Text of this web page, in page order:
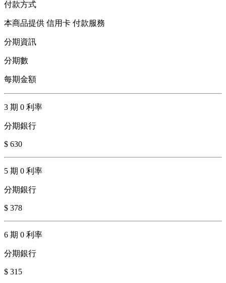
付款方式
本商品提供 信用卡 付款服務
分期資訊
分期數
每期金額
3 期 0 利率
分期銀行
$ 630
5 期 0 利率
分期銀行
$ 378
6 期 0 利率
分期銀行
$ 315